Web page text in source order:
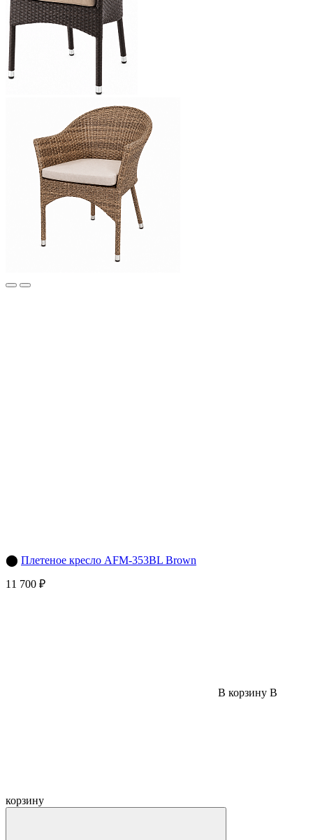
⬤ Плетеное кресло AFM-353BL Brown
11 700 ₽
В корзину В
корзину